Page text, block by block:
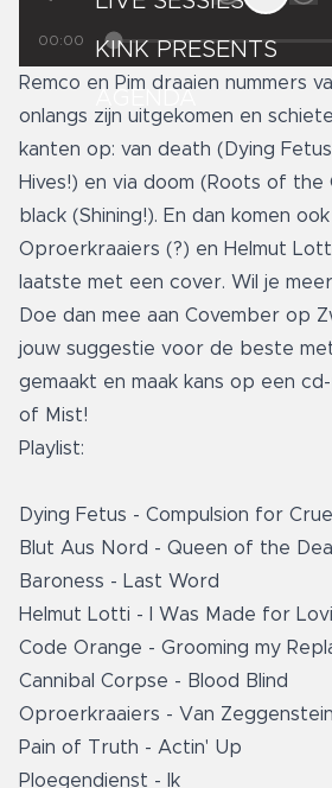
KINK PRESENTS
00:00
Remco en Pim draaien nummers
onlangs zijn uitgekomen en
kanten op: van death (Dying
Hives!) en via doom (Roots of the
black (Shining!). En dan komen
Oproerkraaiers (?) en Helmut Lotti
laatste met een cover. Wil je
Doe dan mee aan Covember op
jouw suggestie voor de beste
gemaakt en maak kans op een
of Mist!
Playlist:
Dying Fetus - Compulsion for
Blut Aus Nord - Queen of the
Baroness - Last Word
Helmut Lotti - I Was Made for
Code Orange - Grooming my
Cannibal Corpse - Blood Blind
Oproerkraaiers - Van Zeggenstein
Pain of Truth - Actin' Up
Ploegendienst - Ik